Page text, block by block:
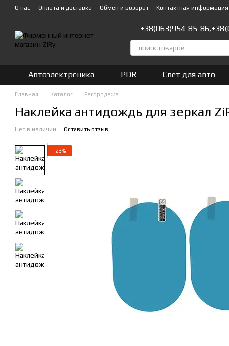
Перейти к основному контенту
О нас Оплата и доставка Обмен и возврат Контактная информация
+38(063)954-85-86,
Автоэлектроника PDR Свет для авто
Главная Каталог Распродажа
Наклейка антидождь для зеркал
Нет в наличии Оставить отзыв
−23%